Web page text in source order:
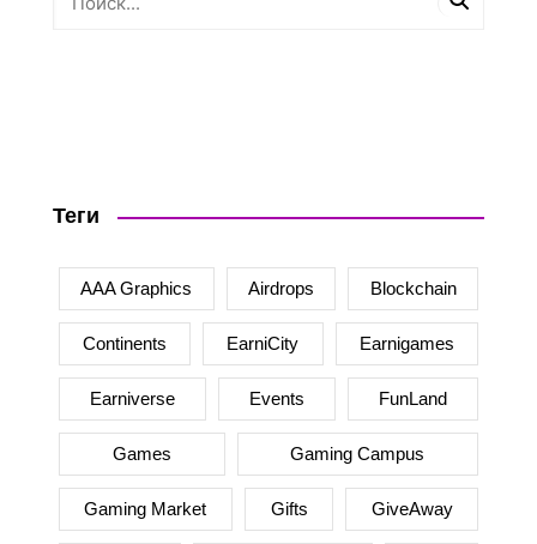
Теги
AAA Graphics Airdrops Blockchain
Continents EarniCity Earnigames
Earniverse Events FunLand
Games Gaming Campus
Gaming Market Gifts GiveAway